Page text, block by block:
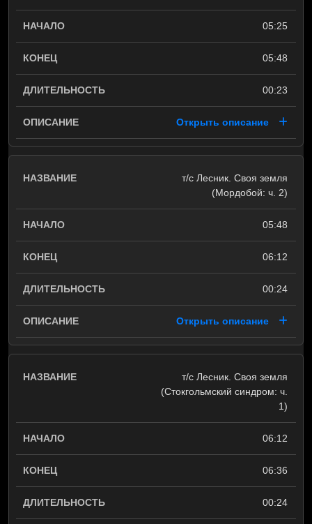
05:25
05:48
00:23
Открыть описание
т/с Лесник. Своя земля
(Мордобой: ч. 2)
05:48
06:12
00:24
Открыть описание
т/с Лесник. Своя земля
(Стокгольмский синдром: ч.
1)
06:12
06:36
00:24